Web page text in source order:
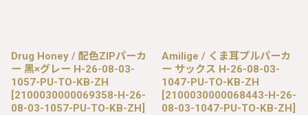
Drug Honey / 配色ZIPパーカ
ー 黒×グレー H-26-08-03-
1057-PU-TO-KB-ZH
[2100030000069358-H-26-
08-03-1057-PU-TO-KB-ZH]
Amilige / くま耳プルパーカ
ー サックス H-26-08-03-
1047-PU-TO-KB-ZH
[2100030000068443-H-26-
08-03-1047-PU-TO-KB-ZH]